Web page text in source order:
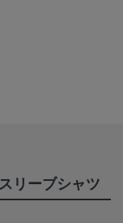
リーブシャツ